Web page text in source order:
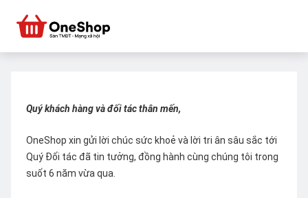
Quý khách hàng và đối tác thân mến,
OneShop xin gửi lời chúc sức khoẻ và lời tri ân sâu sắc tới
Quý Đối tác đã tin tưởng, đồng hành cùng chúng tôi trong
suốt 6 năm vừa qua.